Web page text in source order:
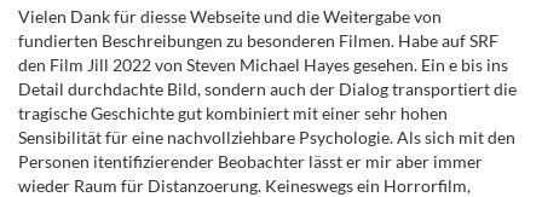
Vielen Dank für diesse Webseite und die Weitergabe von
fundierten Beschreibungen zu besonderen Filmen. Habe auf SRF
den Film Jill 2022 von Steven Michael Hayes gesehen. Ein e bis ins
Detail durchdachte Bild, sondern auch der Dialog transportiert die
tragische Geschichte gut kombiniert mit einer sehr hohen
Sensibilität für eine nachvollziehbare Psychologie. Als sich mit den
Personen itentifizierender Beobachter lässt er mir aber immer
wieder Raum für Distanzoerung. Keineswegs ein Horrorfilm,